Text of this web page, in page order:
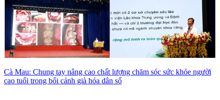
Cà Mau: Chung tay nâng cao chất lượng chăm sóc sức khỏe người
cao tuổi trong bối cảnh già hóa dân số